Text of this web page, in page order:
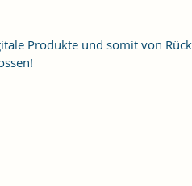
Produkte und somit von